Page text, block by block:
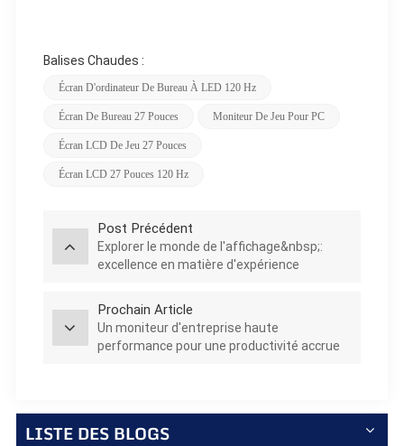
Balises Chaudes :
Écran D'ordinateur De Bureau À LED 120 Hz
Écran De Bureau 27 Pouces Moniteur De Jeu Pour PC
Écran LCD De Jeu 27 Pouces
Écran LCD 27 Pouces 120 Hz
Post Précédent
Explorer le monde de l'affichage&nbsp;:
excellence en matière d'expérience
Prochain Article
Un moniteur d'entreprise haute
performance pour une productivité accrue
LISTE DES BLOGS